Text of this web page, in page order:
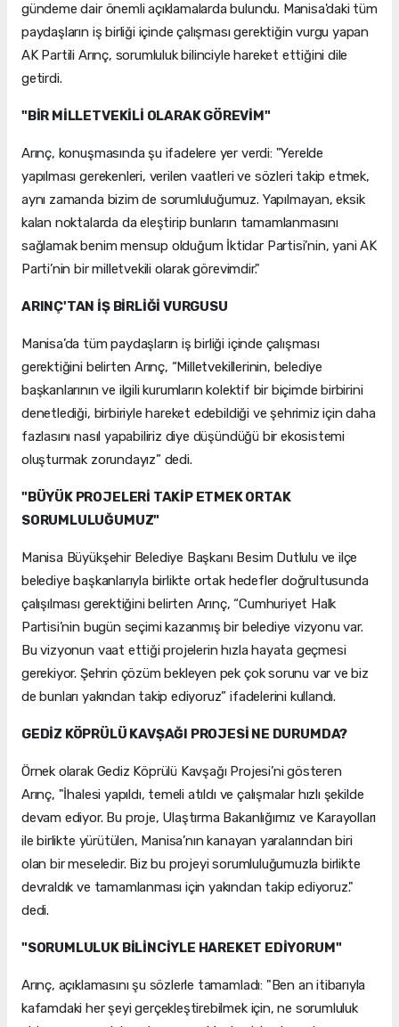
gündeme dair önemli açıklamalarda bulundu. Manisa'daki tüm
paydaşların iş birliği içinde çalışması gerektiğin vurgu yapan
AK Partili Arınç, sorumluluk bilinciyle hareket ettiğini dile
getirdi.
"BİR MİLLETVEKİLİ OLARAK GÖREVİM"
Arınç, konuşmasında şu ifadelere yer verdi: "Yerelde
yapılması gerekenleri, verilen vaatleri ve sözleri takip etmek,
aynı zamanda bizim de sorumluluğumuz. Yapılmayan, eksik
kalan noktalarda da eleştirip bunların tamamlanmasını
sağlamak benim mensup olduğum İktidar Partisi’nin, yani AK
Parti’nin bir milletvekili olarak görevimdir."
ARINÇ'TAN İŞ BİRLİĞİ VURGUSU
Manisa’da tüm paydaşların iş birliği içinde çalışması
gerektiğini belirten Arınç, “Milletvekillerinin, belediye
başkanlarının ve ilgili kurumların kolektif bir biçimde birbirini
denetlediği, birbiriyle hareket edebildiği ve şehrimiz için daha
fazlasını nasıl yapabiliriz diye düşündüğü bir ekosistemi
oluşturmak zorundayız” dedi.
"BÜYÜK PROJELERİ TAKİP ETMEK ORTAK
SORUMLULUĞUMUZ"
Manisa Büyükşehir Belediye Başkanı Besim Dutlulu ve ilçe
belediye başkanlarıyla birlikte ortak hedefler doğrultusunda
çalışılması gerektiğini belirten Arınç, “Cumhuriyet Halk
Partisi’nin bugün seçimi kazanmış bir belediye vizyonu var.
Bu vizyonun vaat ettiği projelerin hızla hayata geçmesi
gerekiyor. Şehrin çözüm bekleyen pek çok sorunu var ve biz
de bunları yakından takip ediyoruz” ifadelerini kullandı.
GEDİZ KÖPRÜLÜ KAVŞAĞI PROJESİ NE DURUMDA?
Örnek olarak Gediz Köprülü Kavşağı Projesi’ni gösteren
Arınç, "İhalesi yapıldı, temeli atıldı ve çalışmalar hızlı şekilde
devam ediyor. Bu proje, Ulaştırma Bakanlığımız ve Karayolları
ile birlikte yürütülen, Manisa’nın kanayan yaralarından biri
olan bir meseledir. Biz bu projeyi sorumluluğumuzla birlikte
devraldık ve tamamlanması için yakından takip ediyoruz."
dedi.
"SORUMLULUK BİLİNCİYLE HAREKET EDİYORUM"
Arınç, açıklamasını şu sözlerle tamamladı: "Ben an itibarıyla
kafamdaki her şeyi gerçekleştirebilmek için, ne sorumluluk